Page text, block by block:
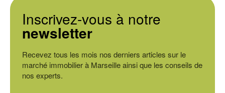
Inscrivez-vous à notre
newsletter
Recevez tous les mois nos derniers articles sur le
marché immobilier à Marseille ainsi que les conseils de
nos experts.